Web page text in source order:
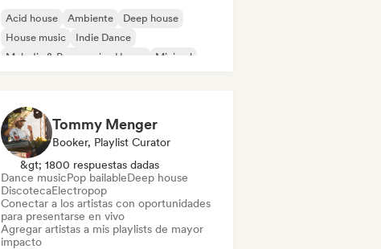
Acid house Ambiente
Deep house
House music
Indie Dance
Melodic & Progressive House
Minimal
Tommy Menger
Booker, Playlist Curator
&gt; 1800 respuestas dadas
Dance musicPop bailableDeep house
DiscotecaElectropop
Conectar a los artistas con oportunidades
para presentarse en vivo
Agregar artistas a mis playlists de mayor
impacto